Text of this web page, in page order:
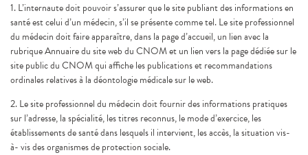
1. L’internaute doit pouvoir s’assurer que le site publiant des informations en
santé est celui d’un médecin, s’il se présente comme tel. Le site professionnel
du médecin doit faire apparaître, dans la page d’accueil, un lien avec la
rubrique Annuaire du site web du CNOM et un lien vers la page dédiée sur le
site public du CNOM qui affiche les publications et recommandations
ordinales relatives à la déontologie médicale sur le web.
2. Le site professionnel du médecin doit fournir des informations pratiques
sur l’adresse, la spécialité, les titres reconnus, le mode d’exercice, les
établissements de santé dans lesquels il intervient, les accès, la situation vis-
à- vis des organismes de protection sociale.